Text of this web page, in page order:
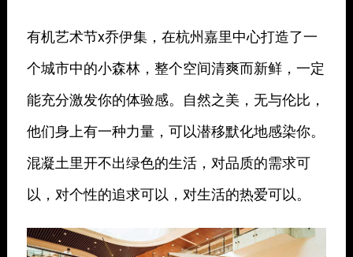
有机艺术节x乔伊集，在杭州嘉里中心打造了一
个城市中的小森林，整个空间清爽而新鲜，一定
能充分激发你的体验感。自然之美，无与伦比，
他们身上有一种力量，可以潜移默化地感染你。
混凝土里开不出绿色的生活，对品质的需求可
以，对个性的追求可以，对生活的热爱可以。